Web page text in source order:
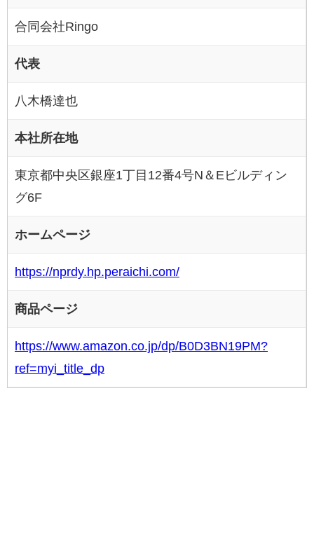
合同会社Ringo
代表
八木橋達也
本社所在地
東京都中央区銀座1丁目12番4号N＆Eビルディン
グ6F
ホームページ
https://nprdy.hp.peraichi.com/
商品ページ
https://www.amazon.co.jp/dp/B0D3BN19PM?
ref=myi_title_dp